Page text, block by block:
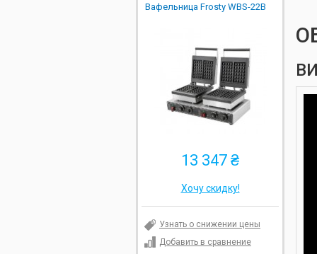
Вафельница Frosty WBS-22B
13 347 ₴
Хочу скидку!
Узнать о снижении цены
Добавить в сравнение